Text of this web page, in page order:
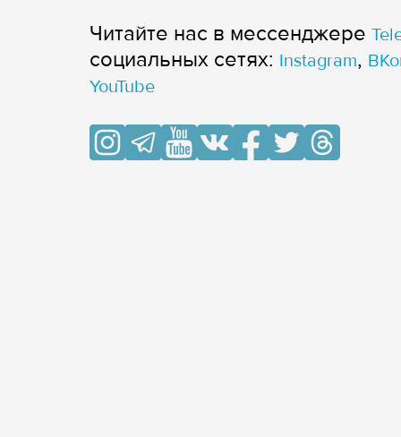
Читайте нас в мессенджере
cоциальных сетях: Instagram,
YouTube